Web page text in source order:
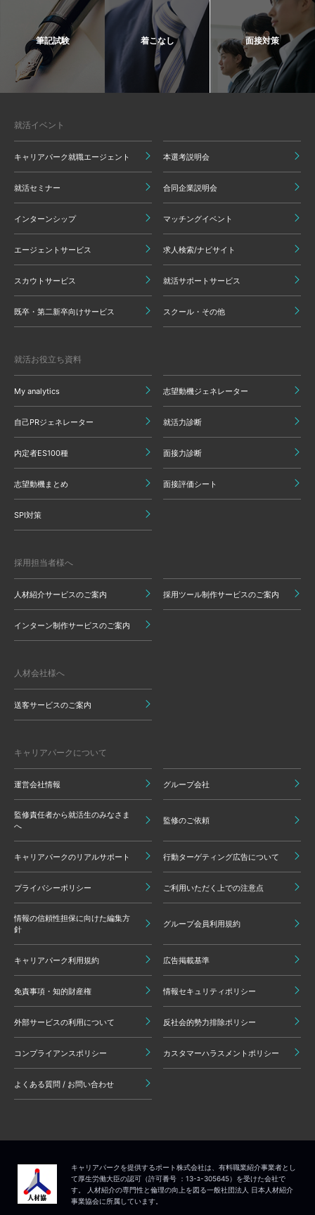
筆記試験 着こなし 面接対策
就活イベント
キャリアパーク就職エージェント 本選考説明会
就活セミナー 合同企業説明会
インターンシップ マッチングイベント
エージェントサービス 求人検索/ナビサイト
スカウトサービス 就活サポートサービス
既卒・第二新卒向けサービス スクール・その他
就活お役立ち資料
My analytics 志望動機ジェネレーター
自己PRジェネレーター 就活力診断
内定者ES100種 面接力診断
志望動機まとめ 面接評価シート
SPI対策
採用担当者様へ
人材紹介サービスのご案内 採用ツール制作サービスのご案内
インターン制作サービスのご案内
人材会社様へ
送客サービスのご案内
キャリアパークについて
運営会社情報 グループ会社
監修責任者から就活生のみなさま
へ
監修のご依頼
キャリアパークのリアルサポート 行動ターゲティング広告について
プライバシーポリシー ご利用いただく上での注意点
情報の信頼性担保に向けた編集方
針
グループ会員利用規約
キャリアパーク利用規約 広告掲載基準
免責事項・知的財産権 情報セキュリティポリシー
外部サービスの利用について 反社会的勢力排除ポリシー
コンプライアンスポリシー カスタマーハラスメントポリシー
よくある質問 / お問い合わせ